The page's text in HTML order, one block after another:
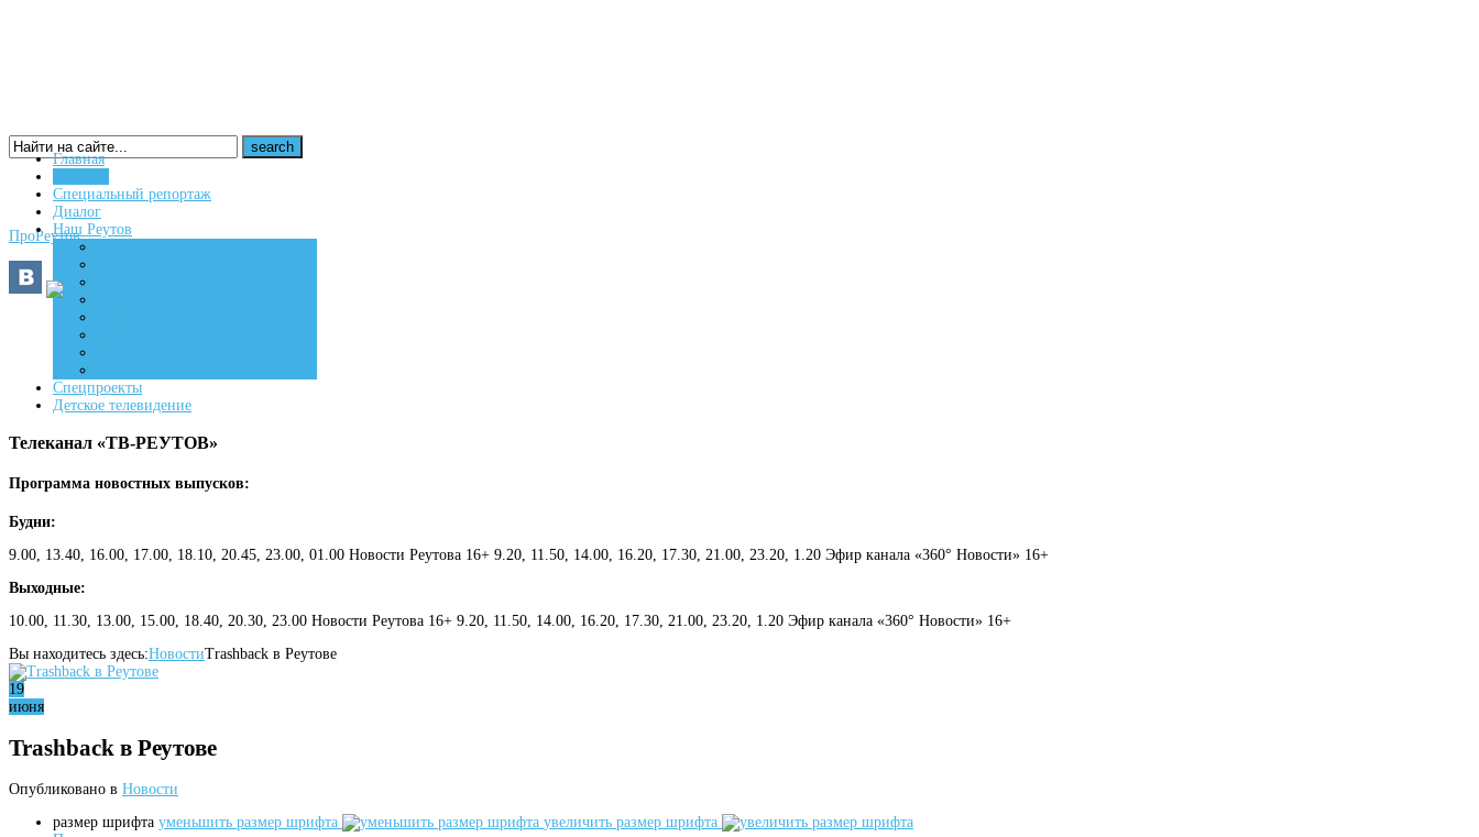
16+
ПроРеутов
Главная
Специальный репортаж
Диалог
Наш Реутов
Спецпроекты
Детское телевидение
Телеканал «ТВ-РЕУТОВ»
Программа новостных выпусков:
Будни:
9.00, 13.40, 16.00, 17.00, 18.10, 20.45, 23.00, 01.00 Новости Реутова 16+ 9.20, 11.50, 14.00, 16.20, 17.30, 21.00, 23.20, 1.20 Эфир канала «360° Новости» 16+
Выходные:
10.00, 11.30, 13.00, 15.00, 18.40, 20.30, 23.00 Новости Реутова 16+ 9.20, 11.50, 14.00, 16.20, 17.30, 21.00, 23.20, 1.20 Эфир канала «360° Новости» 16+
Вы находитесь здесь:НовостиTrashback в Реутове
19
июня
Trashback в Реутове
Опубликовано в Новости
размер шрифта уменьшить размер шрифта
увеличить размер шрифта